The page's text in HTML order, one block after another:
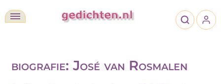
biografie: José van Rosmalen